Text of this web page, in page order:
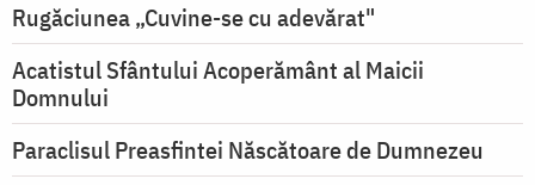
Rugăciunea „Cuvine-se cu adevărat"
Acatistul Sfântului Acoperământ al Maicii
Domnului
Paraclisul Preasfintei Născătoare de Dumnezeu